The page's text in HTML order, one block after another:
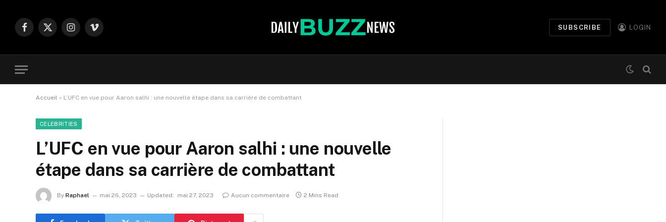
Facebook
X
Instagram
Vimeo
SUBSCRIBE LOGIN
Accueil » L’UFC en vue pour Aaron salhi : une nouvelle étape dans sa carrière de combattant
CELEBRITIES
L’UFC en vue pour Aaron salhi : une nouvelle
étape dans sa carrière de combattant
By Raphael mai 26, 2023 Updated: mai 27, 2023 Aucun commentaire 2 Mins Read